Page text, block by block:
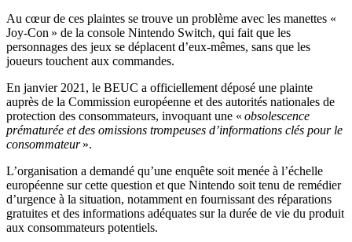
Au cœur de ces plaintes se trouve un problème avec les manettes «
Joy-Con » de la console Nintendo Switch, qui fait que les
personnages des jeux se déplacent d’eux-mêmes, sans que les
joueurs touchent aux commandes.
En janvier 2021, le BEUC a officiellement déposé une plainte
auprès de la Commission européenne et des autorités nationales de
protection des consommateurs, invoquant une « obsolescence
prématurée et des omissions trompeuses d’informations clés pour le
consommateur».
L’organisation a demandé qu’une enquête soit menée à l’échelle
européenne sur cette question et que Nintendo soit tenu de remédier
d’urgence à la situation, notamment en fournissant des réparations
gratuites et des informations adéquates sur la durée de vie du produit
aux consommateurs potentiels.